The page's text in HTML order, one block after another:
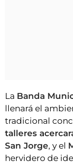
La Banda
llenará el
tradicional
talleres
San Jorge, y el
hervidero de